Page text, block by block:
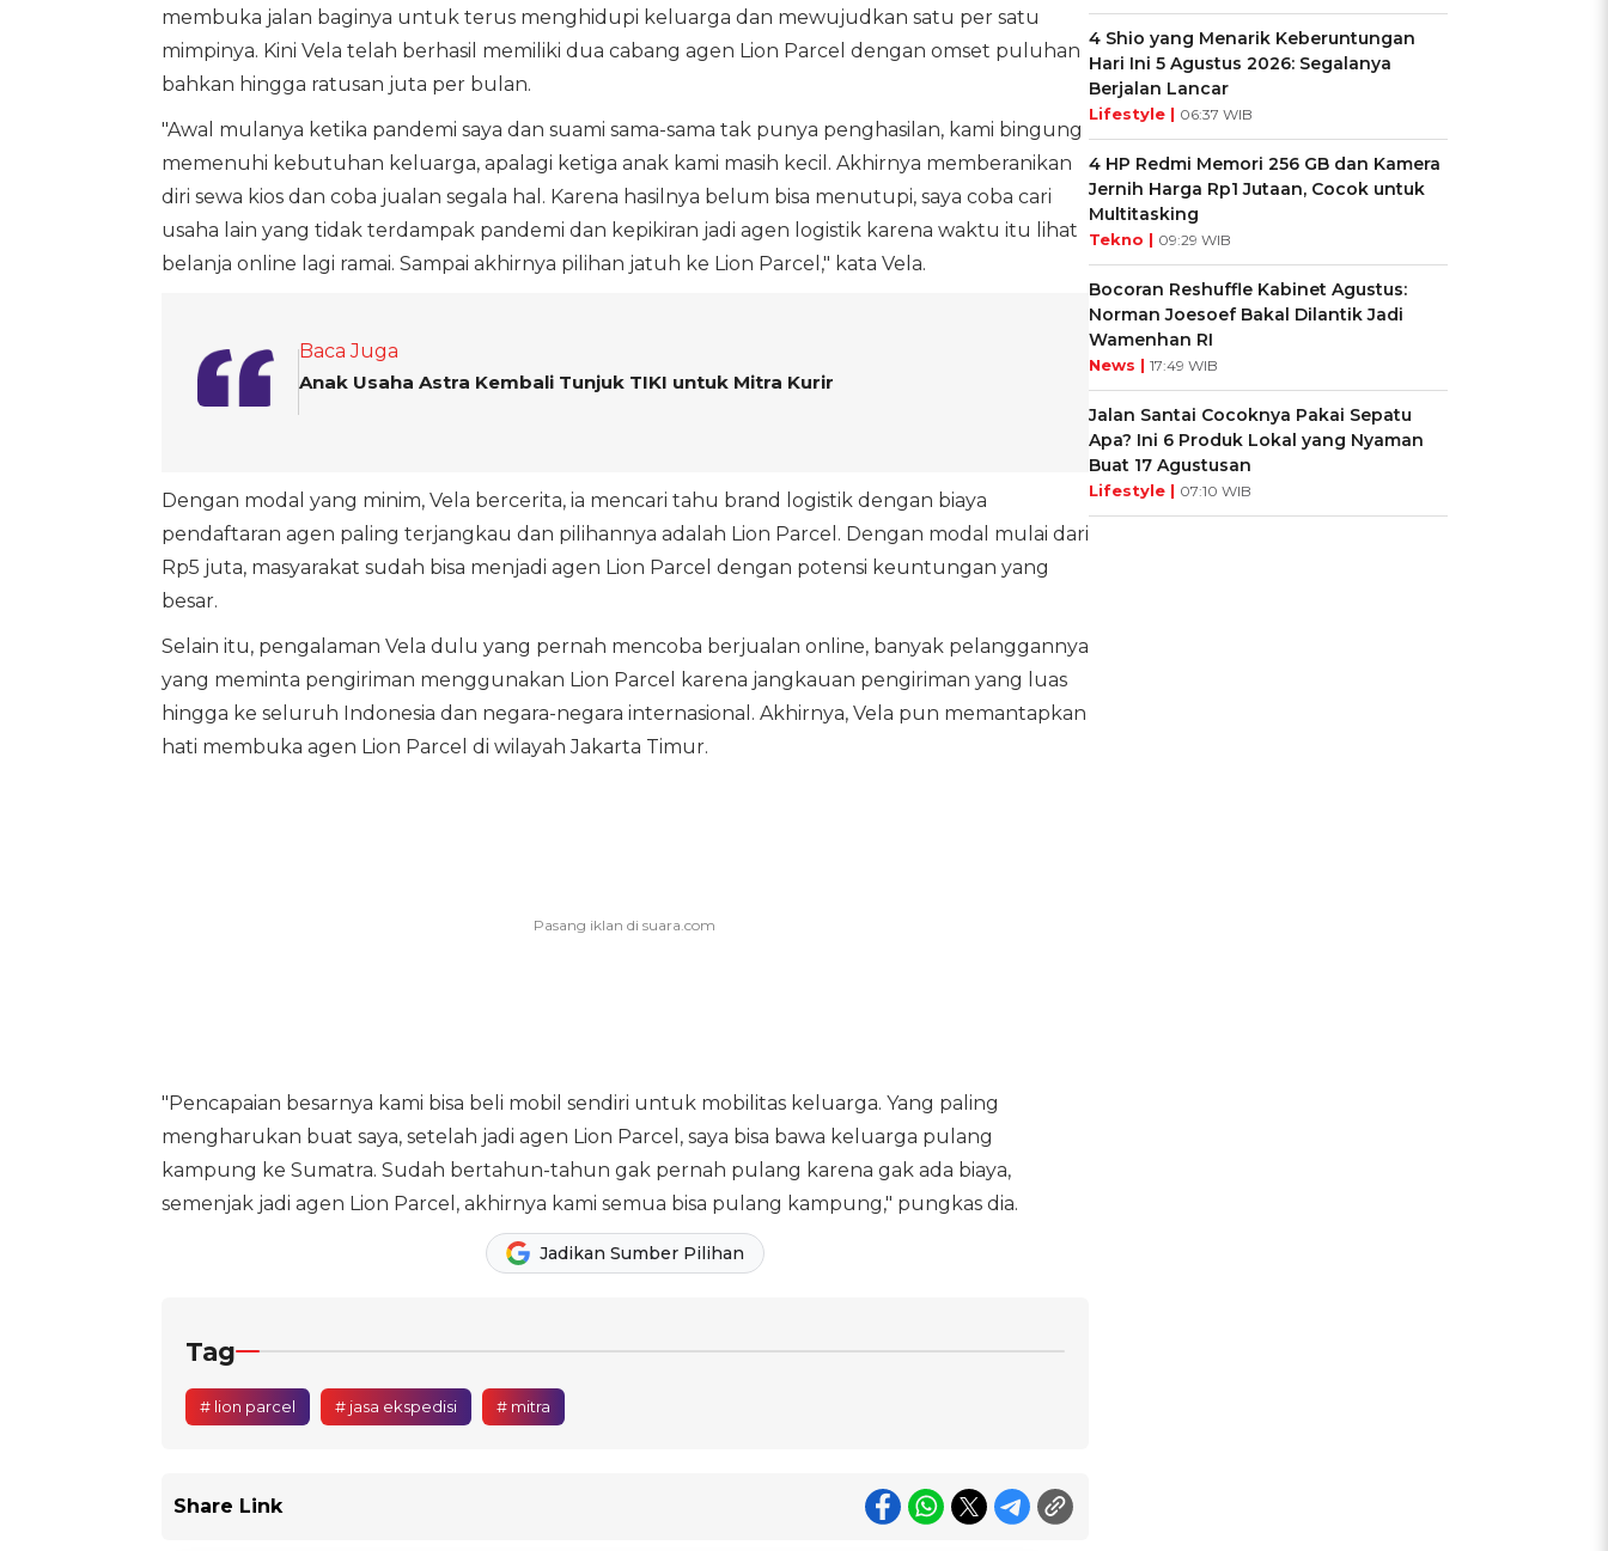
membuka jalan baginya untuk terus menghidupi keluarga dan mewujudkan satu per satu
mimpinya. Kini Vela telah berhasil memiliki dua cabang agen Lion Parcel dengan omset puluhan
bahkan hingga ratusan juta per bulan.
"Awal mulanya ketika pandemi saya dan suami sama-sama tak punya penghasilan, kami bingung
memenuhi kebutuhan keluarga, apalagi ketiga anak kami masih kecil. Akhirnya memberanikan
diri sewa kios dan coba jualan segala hal. Karena hasilnya belum bisa menutupi, saya coba cari
usaha lain yang tidak terdampak pandemi dan kepikiran jadi agen logistik karena waktu itu lihat
belanja online lagi ramai. Sampai akhirnya pilihan jatuh ke Lion Parcel," kata Vela.
Baca Juga
Anak Usaha Astra Kembali Tunjuk TIKI untuk Mitra Kurir
Dengan modal yang minim, Vela bercerita, ia mencari tahu brand logistik dengan biaya
pendaftaran agen paling terjangkau dan pilihannya adalah Lion Parcel. Dengan modal mulai dari
Rp5 juta, masyarakat sudah bisa menjadi agen Lion Parcel dengan potensi keuntungan yang
besar.
Selain itu, pengalaman Vela dulu yang pernah mencoba berjualan online, banyak pelanggannya
yang meminta pengiriman menggunakan Lion Parcel karena jangkauan pengiriman yang luas
hingga ke seluruh Indonesia dan negara-negara internasional. Akhirnya, Vela pun memantapkan
hati membuka agen Lion Parcel di wilayah Jakarta Timur.
"Pencapaian besarnya kami bisa beli mobil sendiri untuk mobilitas keluarga. Yang paling
mengharukan buat saya, setelah jadi agen Lion Parcel, saya bisa bawa keluarga pulang
kampung ke Sumatra. Sudah bertahun-tahun gak pernah pulang karena gak ada biaya,
semenjak jadi agen Lion Parcel, akhirnya kami semua bisa pulang kampung," pungkas dia.
Jadikan Sumber Pilihan
Tag
# lion parcel # jasa ekspedisi # mitra
Share Link
4 Shio yang Menarik Keberuntungan
Hari Ini 5 Agustus 2026: Segalanya
Berjalan Lancar
Lifestyle | 06:37 WIB
4 HP Redmi Memori 256 GB dan Kamera
Jernih Harga Rp1 Jutaan, Cocok untuk
Multitasking
Tekno | 09:29 WIB
Bocoran Reshuffle Kabinet Agustus:
Norman Joesoef Bakal Dilantik Jadi
Wamenhan RI
News | 17:49 WIB
Jalan Santai Cocoknya Pakai Sepatu
Apa? Ini 6 Produk Lokal yang Nyaman
Buat 17 Agustusan
Lifestyle | 07:10 WIB